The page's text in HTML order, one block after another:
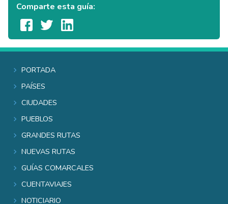
Comparte esta guía:
Portada
Países
Ciudades
Pueblos
Grandes rutas
Nuevas rutas
Guías comarcales
Cuentaviajes
Noticiario